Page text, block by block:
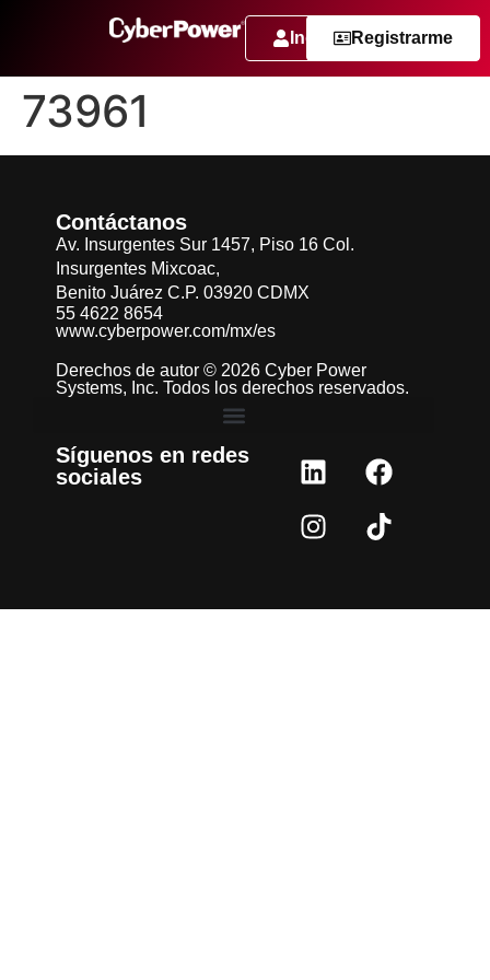
IngresarRegistrarme
73961
Contáctanos
Av. Insurgentes Sur 1457, Piso 16 Col.
Insurgentes Mixcoac,
Benito Juárez C.P. 03920 CDMX
55 4622 8654
www.cyberpower.com/mx/es
Derechos de autor © 2026 Cyber Power
Systems, Inc. Todos los derechos reservados.
Síguenos en redes
sociales